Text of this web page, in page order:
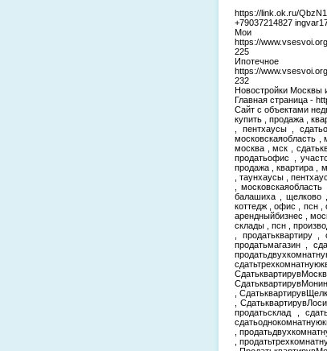
https://link.ok.ru/QbzN1
+79037214827
https://
225
https://
232
Новостройки Москвы
Главная страница -
Сайт с объектами
купить , продажа ,
, пентхаусы ,
московскаяобласть
москва , мск ,
продатьофис ,
продажа , квартира ,
, таунхаусы ,
,
балашиха , щелково
коттедж , офис , псн ,
арендныйбизнес ,
склады , псн ,
, продатьквартиру
продатьмагазин ,
,
,
продатьсклад ,
,
,